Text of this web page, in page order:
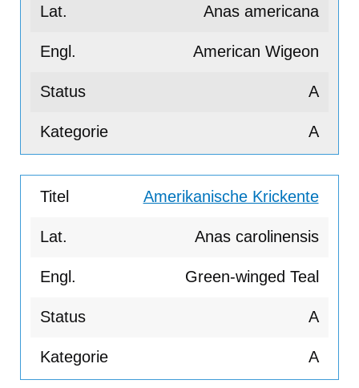
Anas americana
American Wigeon
A
A
Amerikanische Krickente
Anas carolinensis
Green-winged Teal
A
A